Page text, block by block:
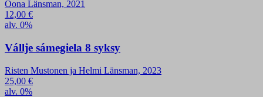
Oona Länsman, 2021
12,00 €
alv. 0%
Vállje sámegiela 8 syksy
Risten Mustonen ja Helmi Länsman, 2023
25,00 €
alv. 0%